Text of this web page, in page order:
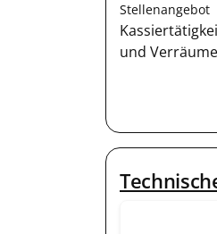
Stellenangebot
und